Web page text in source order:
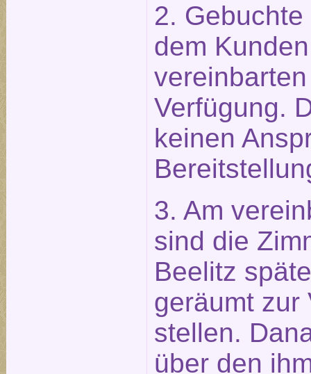
2.
dem
Verfügung.
keinen
3. Am
sind die
Beelitz
geräumt zur
stellen.
über den